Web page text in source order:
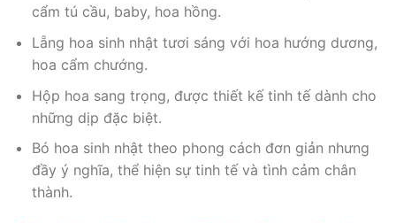
cẩm tú cầu, baby, hoa hồng.
Lẵng hoa sinh nhật tươi sáng với hoa hướng dương,
hoa cẩm chướng.
Hộp hoa sang trọng, được thiết kế tinh tế dành cho
những dịp đặc biệt.
Bó hoa sinh nhật theo phong cách đơn giản nhưng
đầy ý nghĩa, thể hiện sự tinh tế và tình cảm chân
thành.